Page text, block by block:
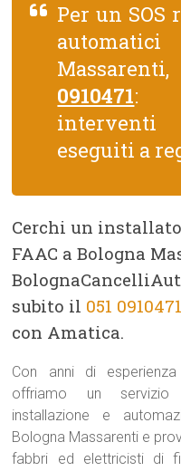
Per un
0910471: ti
eseguiti a
Cerchi un
FAAC a Bologna
subito il 051 0910471
con Amatica.
Con anni di
offriamo un servizio
installazione e
Bologna Massarenti e
fabbri ed elettricisti di